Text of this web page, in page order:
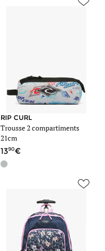
RIP CURL
Trousse 2 compartiments
21cm
1390